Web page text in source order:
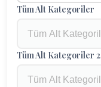
Tüm Alt Kategoriler
Tüm Alt Kategoriler 2